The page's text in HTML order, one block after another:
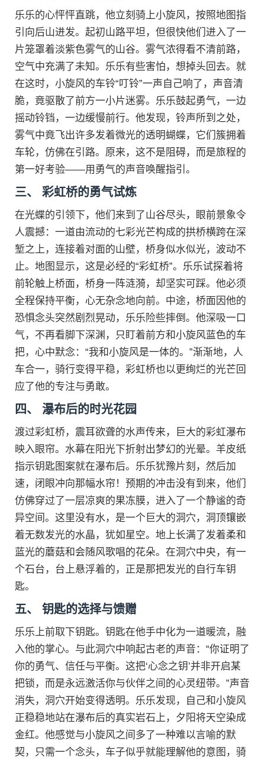
乐乐的心怦怦直跳，他立刻骑上小旋风，按照地图指
引向后山进发。起初山路平坦，但很快他们进入了一
片笼罩着淡紫色雾气的山谷。雾气浓得看不清前路，
空气中充满了未知。乐乐有些害怕，想掉头回去。就
在这时，小旋风的车铃“叮铃”一声自己响了，声音清
脆，竟驱散了前方一小片迷雾。乐乐鼓起勇气，一边
摇动铃铛，一边缓慢前行。他发现，铃声所到之处，
雾气中竟飞出许多发着微光的透明蝴蝶，它们簇拥着
车轮，仿佛在引路。原来，这不是阻碍，而是旅程的
第一好考验——用勇气的声音唤醒指引。
三、 彩虹桥的勇气试炼
在光蝶的引领下，他们来到了山谷尽头，眼前景象令
人震撼：一道由流动的七彩光芒构成的拱桥横跨在深
堑之上，连接着对面的山壁，桥身似水似光，波动不
止。地图显示，这是必经的“彩虹桥”。乐乐试探着将
前轮触上桥面，桥身一阵涟漪，却坚实可踩。他必须
全程保持平衡，心无杂念地向前。中途，桥面因他的
恐惧念头突然剧烈晃动，乐乐险些摔倒。他深吸一口
气，不再看脚下深渊，只盯着前方和小旋风蓝色的车
把，心中默念：“我和小旋风是一体的。”渐渐地，人
车合一，骑行变得平稳，彩虹桥也以更绚烂的光芒回
应了他的专注与勇敢。
四、 瀑布后的时光花园
渡过彩虹桥，震耳欲聋的水声传来，巨大的彩虹瀑布
映入眼帘。水幕在阳光下折射出梦幻的光晕。羊皮纸
指示钥匙图案就在瀑布后。乐乐犹豫片刻，然后加
速，闭眼冲向那幅水帘！预期的冲击没有到来，他们
仿佛穿过了一层凉爽的果冻膜，进入了一个静谧的奇
异空间。这里没有水，是一个巨大的洞穴，洞顶镶嵌
着无数发光的水晶，犹如星空。地上长满了发着柔和
蓝光的蘑菇和会随风歌唱的花朵。在洞穴中央，有一
个石台，台上悬浮着的，正是那把发光的自行车钥
匙。
五、 钥匙的选择与馈赠
乐乐上前取下钥匙。钥匙在他手中化为一道暖流，融
入他的掌心。与此洞穴中响起古老的声音：“你证明了
你的勇气、信任与平衡。这把‘心念之钥’并非开启某
把锁，而是永远激活你与伙伴之间的心灵纽带。”声音
消失，洞穴开始变得透明。乐乐发现，自己和小旋风
正稳稳地站在瀑布后的真实岩石上，夕阳将天空染成
金红。他感觉与小旋风之间多了一种难以言喻的默
契，只需一个念头，车子似乎就能理解他的意图，骑